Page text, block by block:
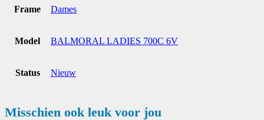
Frame Dames
Model BALMORAL LADIES 700C 6V
Status Nieuw
Misschien ook leuk voor jou